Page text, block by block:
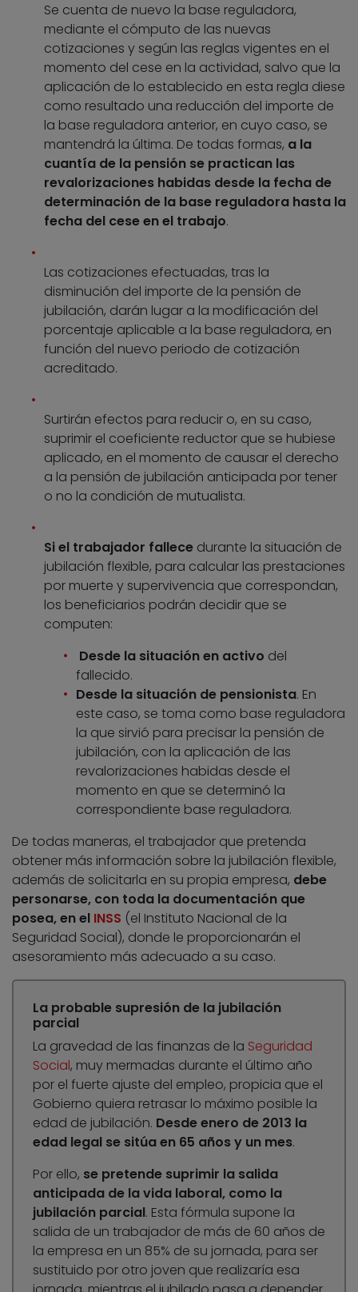
Se cuenta de nuevo la base reguladora,
mediante el cómputo de las nuevas
cotizaciones y según las reglas vigentes en el
momento del cese en la actividad, salvo que la
aplicación de lo establecido en esta regla diese
como resultado una reducción del importe de
la base reguladora anterior, en cuyo caso, se
mantendrá la última. De todas formas, a la
cuantía de la pensión se practican las
revalorizaciones habidas desde la fecha de
determinación de la base reguladora hasta la
fecha del cese en el trabajo.
Las cotizaciones efectuadas, tras la
disminución del importe de la pensión de
jubilación, darán lugar a la modificación del
porcentaje aplicable a la base reguladora, en
función del nuevo periodo de cotización
acreditado.
Surtirán efectos para reducir o, en su caso,
suprimir el coeficiente reductor que se hubiese
aplicado, en el momento de causar el derecho
a la pensión de jubilación anticipada por tener
o no la condición de mutualista.
Si el trabajador fallece durante la situación de
jubilación flexible, para calcular las prestaciones
por muerte y supervivencia que correspondan,
los beneficiarios podrán decidir que se
computen:
Desde la situación en activo del
fallecido.
Desde la situación de pensionista. En
este caso, se toma como base reguladora
la que sirvió para precisar la pensión de
jubilación, con la aplicación de las
revalorizaciones habidas desde el
momento en que se determinó la
correspondiente base reguladora.
De todas maneras, el trabajador que pretenda
obtener más información sobre la jubilación flexible,
además de solicitarla en su propia empresa, debe
personarse, con toda la documentación que
posea, en el INSS (el Instituto Nacional de la
Seguridad Social), donde le proporcionarán el
asesoramiento más adecuado a su caso.
La probable supresión de la jubilación
parcial
La gravedad de las finanzas de la Seguridad
Social, muy mermadas durante el último año
por el fuerte ajuste del empleo, propicia que el
Gobierno quiera retrasar lo máximo posible la
edad de jubilación. Desde enero de 2013 la
edad legal se sitúa en 65 años y un mes.
Por ello, se pretende suprimir la salida
anticipada de la vida laboral, como la
jubilación parcial. Esta fórmula supone la
salida de un trabajador de más de 60 años de
la empresa en un 85% de su jornada, para ser
sustituido por otro joven que realizaría esa